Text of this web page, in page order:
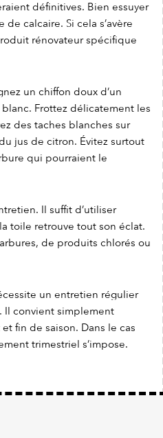
définitives. Bien essuyer
calcaire. Si cela s’avère
rénovateur spécifique
un chiffon doux d’un
Frottez délicatement les
des taches blanches sur
jus de citron. Évitez surtout
qui pourraient le
Il suffit d’utiliser
toile retrouve tout son éclat.
de produits chlorés ou
un entretien régulier
Il convient simplement
fin de saison. Dans le cas
trimestriel s’impose.